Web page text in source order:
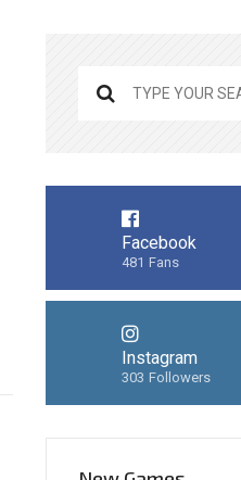
Facebook
481 Fans
Instagram
303 Followers